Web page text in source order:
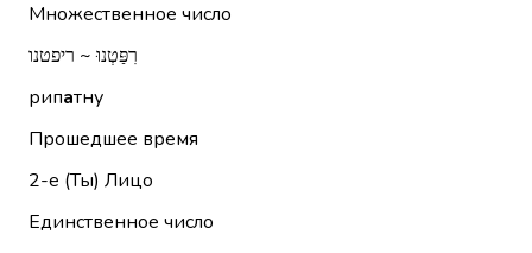
Множественное число
רִפַּטְנוּ ~ ריפטנו
рипатну
Прошедшее время
2-е (Ты) Лицо
Единственное число